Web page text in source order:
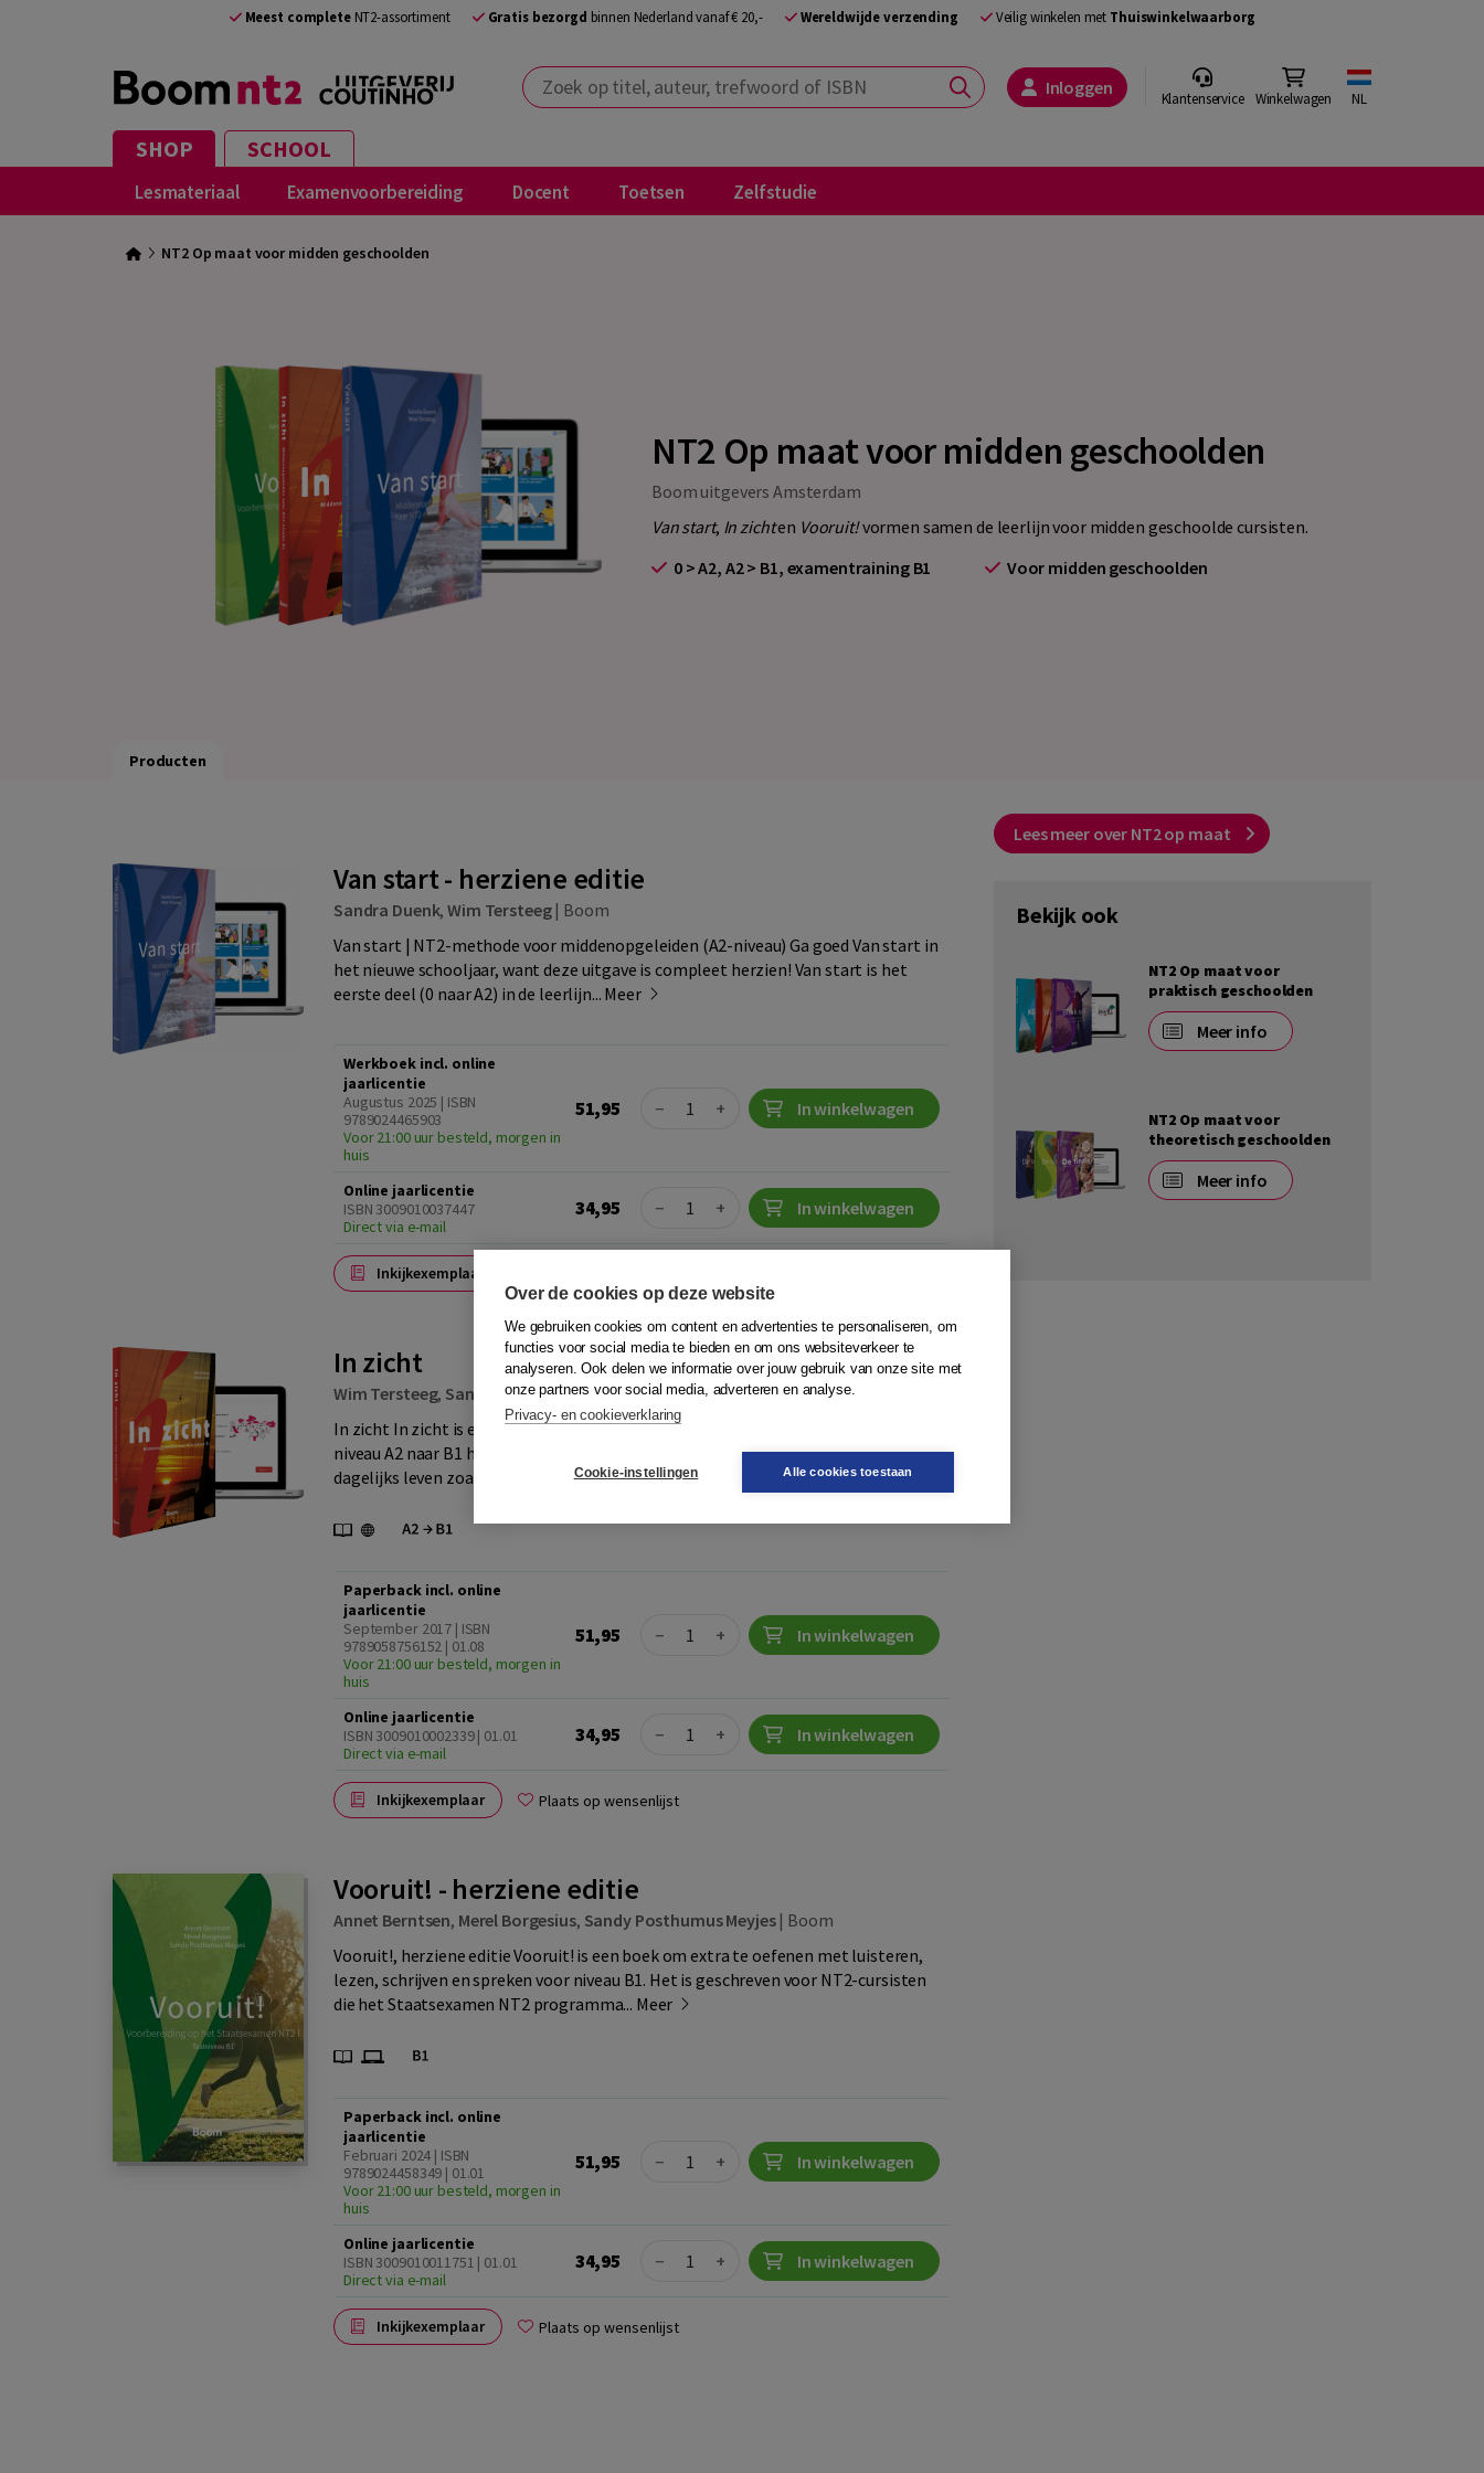
Meest completeNT2-assortiment Gratis bezorgd binnen Nederland vanaf € 20,- Wereldwijde verzending Veilig winkelen met Thuiswinkelwaarborg
Zoek op titel, auteur, trefwoord of ISBN Inloggen Klantenservice Winkelwagen NL
SHOP SCHOOL
Lesmateriaal Examenvoorbereiding Docent Toetsen Zelfstudie
NT2 Op maat voor midden geschoolden
NT2 Op maat voor midden geschoolden
Boom uitgevers Amsterdam
Van start, In zichten Vooruit!vormen samen de leerlijn voor midden geschoolde cursisten.
0 > A2, A2 > B1, examentraining B1
Voor midden geschoolden
Producten
Van start - herziene editie
Sandra Duenk,Wim Tersteeg| Boom
Van start | NT2-methode voor middenopgeleiden (A2-niveau) Ga goed Van start in
het nieuwe schooljaar, want deze uitgave is compleet herzien! Van start is het
eerste deel (0 naar A2) in de leerlijn... Meer
Werkboek incl. online
jaarlicentie
Augustus 2025 | ISBN
9789024465903
Voor 21:00 uur besteld, morgen in
huis
51,95 Quantity
− + In winkelwagen
Online jaarlicentie
ISBN 3009010037447
Direct via e-mail
34,95 Quantity
− + In winkelwagen
Inkijkexemplaar
In zicht
Wim Tersteeg, Sandra Duenk|Boom
In zicht In zicht is een toegankelijke NT2-methode die middengeschoolden van
niveau A2 naar B1 helpt. De methode behandelt onderwerpen die aansluiten bij het
dagelijks leven zoals: vrije tijd, gel...Meer
Paperback incl. online
jaarlicentie
September 2017 | ISBN
9789058756152 | 01.08
Voor 21:00 uur besteld, morgen in
huis
51,95 Quantity
− + In winkelwagen
Online jaarlicentie
ISBN 3009010002339 | 01.01
Direct via e-mail
34,95 Quantity
− + In winkelwagen
Inkijkexemplaar Plaats op wensenlijst
Vooruit! - herziene editie
Annet Berntsen, Merel Borgesius, Sandy Posthumus Meyjes| Boom
Vooruit!, herziene editie Vooruit! is een boek om extra te oefenen met luisteren,
lezen, schrijven en spreken voor niveau B1. Het is geschreven voor NT2-cursisten
die het Staatsexamen NT2 programma... Meer
Paperback incl. online
jaarlicentie
Februari 2024 | ISBN
9789024458349 | 01.01
Voor 21:00 uur besteld, morgen in
huis
51,95 Quantity
− + In winkelwagen
Online jaarlicentie
ISBN 3009010011751 | 01.01
Direct via e-mail
34,95 Quantity
− + In winkelwagen
Inkijkexemplaar Plaats op wensenlijst
Lees meer over NT2 op maat
Bekijk ook
NT2 Op maat voor
praktisch geschoolden
Meer info
NT2 Op maat voor
theoretisch geschoolden
Meer info
Over de cookies op deze website
We gebruiken cookies om content en advertenties te personaliseren, om
functies voor social media te bieden en om ons websiteverkeer te
analyseren. Ook delen we informatie over jouw gebruik van onze site met
onze partners voor social media, adverteren en analyse.
Privacy- en cookieverklaring
Cookie-instellingen Alle cookies toestaan